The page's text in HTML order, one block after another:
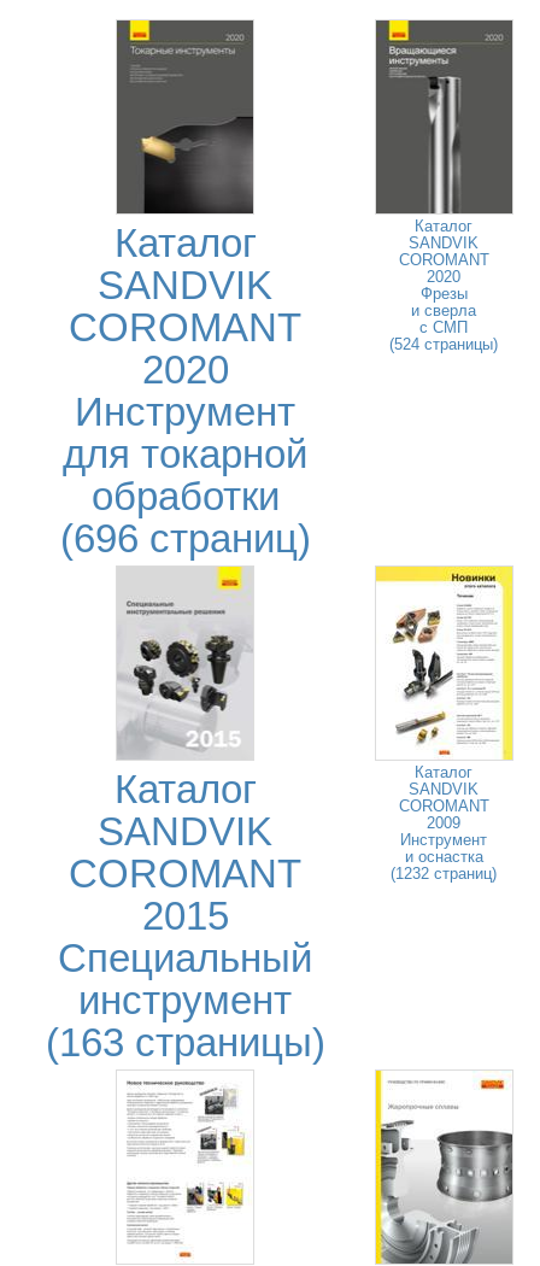
Каталог
SANDVIK
COROMANT
2020
Инструмент
для токарной
обработки
(696 страниц)
Каталог
SANDVIK
COROMANT
2020
Фрезы
и сверла
с СМП
(524 страницы)
Каталог
SANDVIK
COROMANT
2015
Специальный
инструмент
(163 страницы)
Каталог
SANDVIK
COROMANT
2009
Инструмент
и оснастка
(1232 страниц)